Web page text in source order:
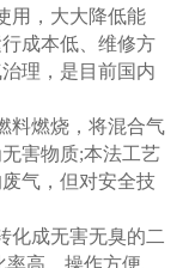
用，大大降低能
成本低、维修方
理，是目前国内
料燃烧，将混合气
害物质;本法工艺
气，但对安全技
化成无害无臭的二
高、操作方便、